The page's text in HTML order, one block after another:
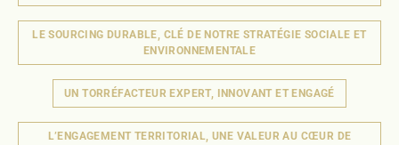
LE SOURCING DURABLE, CLÉ DE NOTRE STRATÉGIE SOCIALE ET
ENVIRONNEMENTALE
UN TORRÉFACTEUR EXPERT, INNOVANT ET ENGAGÉ
L’ENGAGEMENT TERRITORIAL, UNE VALEUR AU CŒUR DE